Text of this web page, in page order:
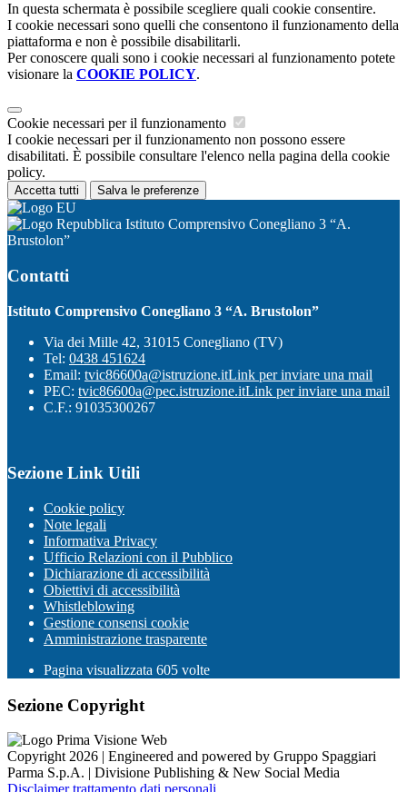
In questa schermata è possibile scegliere quali cookie consentire.
I cookie necessari sono quelli che consentono il funzionamento della
piattaforma e non è possibile disabilitarli.
Per conoscere quali sono i cookie necessari al funzionamento potete
visionare la COOKIE POLICY.
Cookie necessari per il funzionamento
I cookie necessari per il funzionamento non possono essere
disabilitati. È possibile consultare l'elenco nella pagina della cookie
policy.
Accetta tutti Salva le preferenze
Istituto Comprensivo Conegliano 3 “A.
Brustolon”
Contatti
Istituto Comprensivo Conegliano 3 “A. Brustolon”
Via dei Mille 42, 31015 Conegliano (TV)
Tel: 0438 451624
Email: tvic86600a@istruzione.itLink per inviare una mail
PEC: tvic86600a@pec.istruzione.itLink per inviare una mail
C.F.: 91035300267
Sezione Link Utili
Cookie policy
Note legali
Informativa Privacy
Ufficio Relazioni con il Pubblico
Dichiarazione di accessibilità
Obiettivi di accessibilità
Whistleblowing
Gestione consensi cookie
Amministrazione trasparente
Pagina visualizzata 605 volte
Sezione Copyright
Copyright 2026 | Engineered and powered by Gruppo Spaggiari
Parma S.p.A. | Divisione Publishing & New Social Media